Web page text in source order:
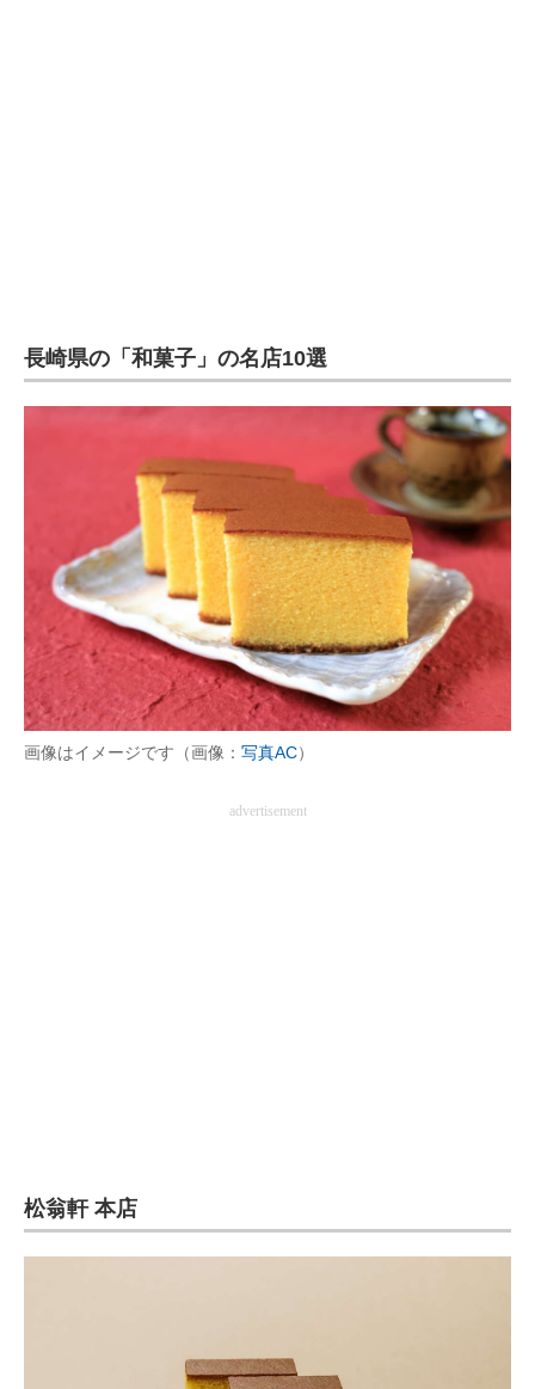
長崎県の「和菓子」の名店10選
画像はイメージです（画像： 写真AC）
advertisement
松翁軒 本店